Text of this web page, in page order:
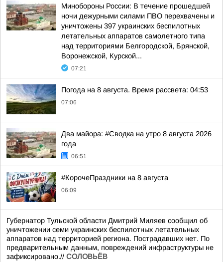
Минобороны России: В течение прошедшей
ночи дежурными силами ПВО перехвачены и
уничтожены 397 украинских беспилотных
летательных аппаратов самолетного типа
над территориями Белгородской, Брянской,
Воронежской, Курской...
07:21
Погода на 8 августа. Время рассвета: 04:53
07:06
Два майора: #Сводка на утро 8 августа 2026
года
06:51
#КорочеПраздники на 8 августа
06:09
Губернатор Тульской области Дмитрий Миляев сообщил об
уничтожении семи украинских беспилотных летательных
аппаратов над территорией региона. Пострадавших нет. По
предварительным данным, повреждений инфраструктуры не
зафиксировано.// СОЛОВЬЁВ